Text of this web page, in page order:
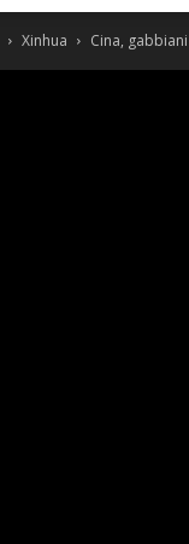
Xinhua Cina,